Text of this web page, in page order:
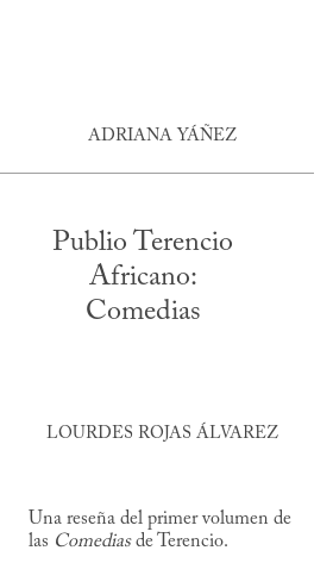
ADRIANA YÁÑEZ
Publio Terencio
Africano:
Comedias
LOURDES ROJAS ÁLVAREZ
Una reseña del primer volumen de
las Comediasde Terencio.